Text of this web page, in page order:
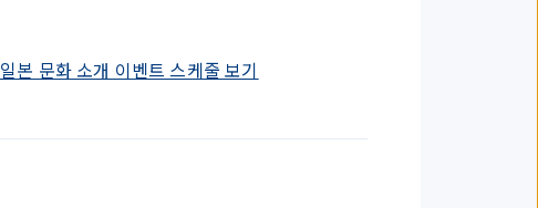
일본 문화 소개 이벤트 스케줄 보기